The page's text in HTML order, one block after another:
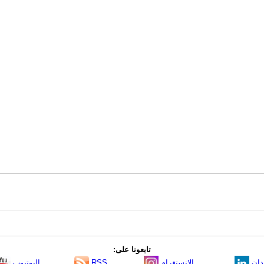
تابعونا على: